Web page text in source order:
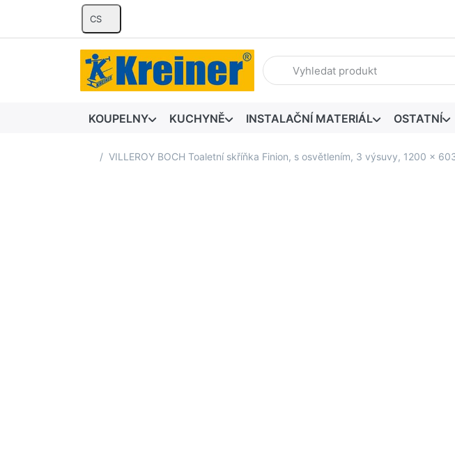
CS
Zadejte hledaný výraz. První výsledky
KOUPELNY KUCHYNĚ INSTALAČNÍ MATERIÁL OSTATNÍ
Domovská stránka
VILLEROY BOCH Toaletní skříňka Finion, s osvětlením, 3 výsuvy, 1200 x